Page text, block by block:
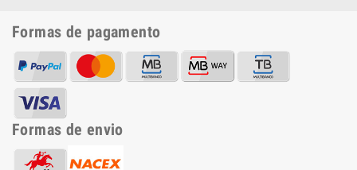
Formas de pagamento
Formas de envio